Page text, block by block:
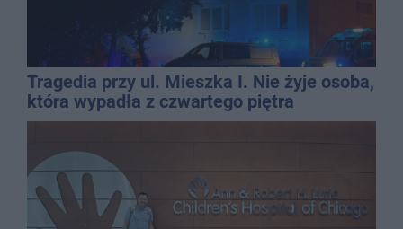
Tragedia przy ul. Mieszka I. Nie żyje osoba,
która wypadła z czwartego piętra